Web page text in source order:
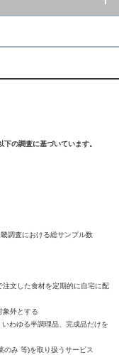
の調査に基づいています。
調査における総サンプル数
注文した食材を定期的に自宅に配
象外とする
わゆる半調理品、完成品だけを
のみ 等)を取り扱うサービス